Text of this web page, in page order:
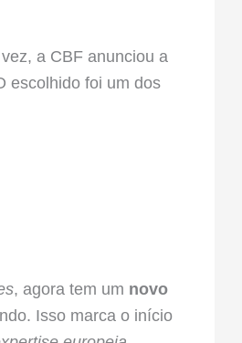
a CBF anunciou a
escolhido foi um dos
, agora tem um novo
Isso marca o início